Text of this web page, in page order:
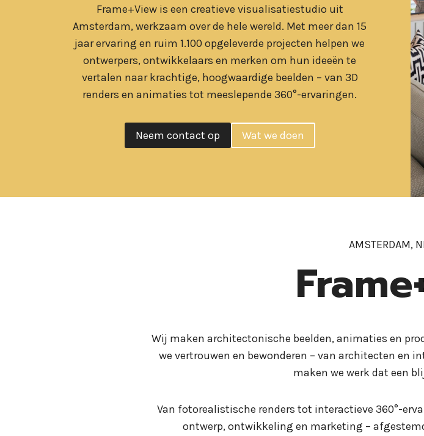
Frame+View is een creatieve visualisatiestudio uit
Amsterdam, werkzaam over de hele wereld. Met meer dan 15
jaar ervaring en ruim 1.100 opgeleverde projecten helpen we
ontwerpers, ontwikkelaars en merken om hun ideeën te
vertalen naar krachtige, hoogwaardige beelden – van 3D
renders en animaties tot meeslepende 360°-ervaringen.
Neem contact op Wat we doen
AMSTERDAM,
Wij maken architectonische beelden, animaties en
we vertrouwen en bewonderen – van architecten en
maken we werk dat een
Van fotorealistische renders tot interactieve 360°-
ontwerp, ontwikkeling en marketing –